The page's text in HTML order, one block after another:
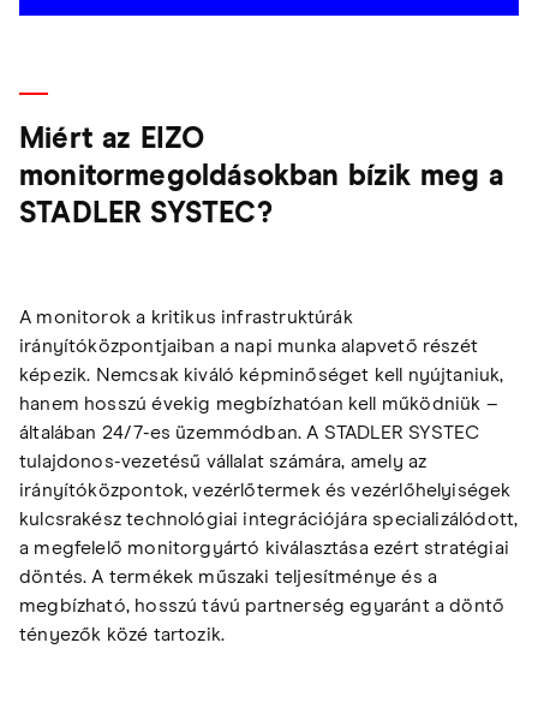
Miért az EIZO
monitormegoldásokban bízik meg a
STADLER SYSTEC?
A monitorok a kritikus infrastruktúrák
irányítóközpontjaiban a napi munka alapvető részét
képezik. Nemcsak kiváló képminőséget kell nyújtaniuk,
hanem hosszú évekig megbízhatóan kell működniük –
általában 24/7-es üzemmódban. A STADLER SYSTEC
tulajdonos-vezetésű vállalat számára, amely az
irányítóközpontok, vezérlőtermek és vezérlőhelyiségek
kulcsrakész technológiai integrációjára specializálódott,
a megfelelő monitorgyártó kiválasztása ezért stratégiai
döntés. A termékek műszaki teljesítménye és a
megbízható, hosszú távú partnerség egyaránt a döntő
tényezők közé tartozik.